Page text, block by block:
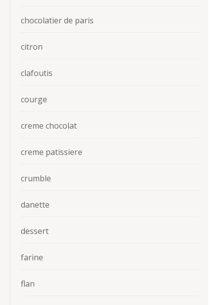
chocolatier de paris
citron
clafoutis
courge
creme chocolat
creme patissiere
crumble
danette
dessert
farine
flan